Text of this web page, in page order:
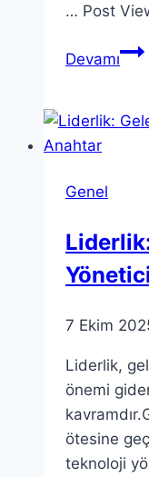
… Post
Devamı
Genel
7 Ekim
Liderlik,
önemi
ötesine
teknoloji